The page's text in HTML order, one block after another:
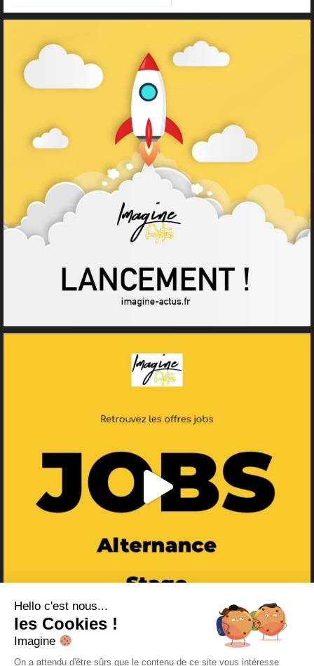
Suivre sur Instagram
Hello c'est nous...
les Cookies !
Imagine
On a attendu d'être sûrs que le contenu de ce site vous intéresse